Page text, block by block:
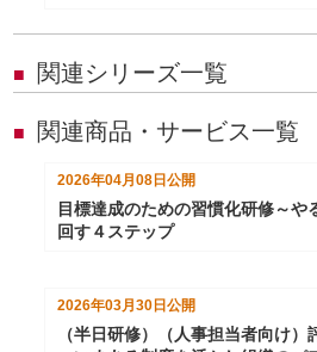
■ 関連シリーズ一覧
■ 関連商品・サービス一覧
2026年04月08日 公開
目標達成のための習慣化研修～や
回す４ステップ
2026年03月30日 公開
（半日研修）（人事担当者向け